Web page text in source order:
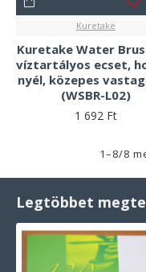
Kuretake
Kuretake Water
víztartályos ecset,
nyél, közepes
(WSBR-L02)
1 692 Ft
1–8/8
Legtöbbet